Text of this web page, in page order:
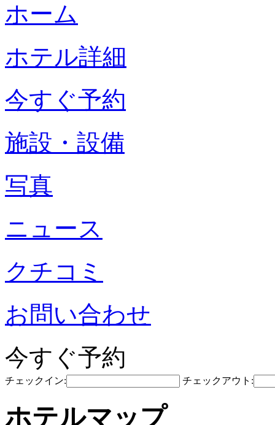
ホーム
ホテル詳細
今すぐ予約
施設・設備
写真
ニュース
クチコミ
お問い合わせ
今すぐ予約
チェックイン: チェックアウト:
ホテルマップ